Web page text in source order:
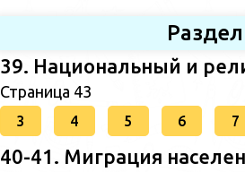
39. Национальный и
Страница 43
3 4 5 6 7
40-41. Миграция